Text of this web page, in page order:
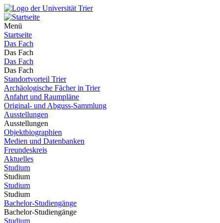
Menü
Startseite
Das Fach
Das Fach
Das Fach
Das Fach
Standortvorteil Trier
Archäologische Fächer in Trier
Anfahrt und Raumpläne
Original- und Abguss-Sammlung
Ausstellungen
Ausstellungen
Objektbiographien
Medien und Datenbanken
Freundeskreis
Aktuelles
Studium
Studium
Studium
Studium
Bachelor-Studiengänge
Bachelor-Studiengänge
Studium